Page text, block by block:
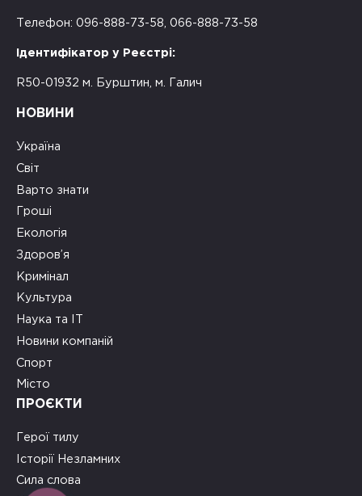
Телефон: 096-888-73-58, 066-888-73-58
Ідентифікатор у Реєстрі:
R50-01932 м. Бурштин, м. Галич
НОВИНИ
Україна
Світ
Варто знати
Гроші
Екологія
Здоров’я
Кримінал
Культура
Наука та ІТ
Новини компаній
Спорт
Місто
ПРОЄКТИ
Герої тилу
Історії Незламних
Сила слова